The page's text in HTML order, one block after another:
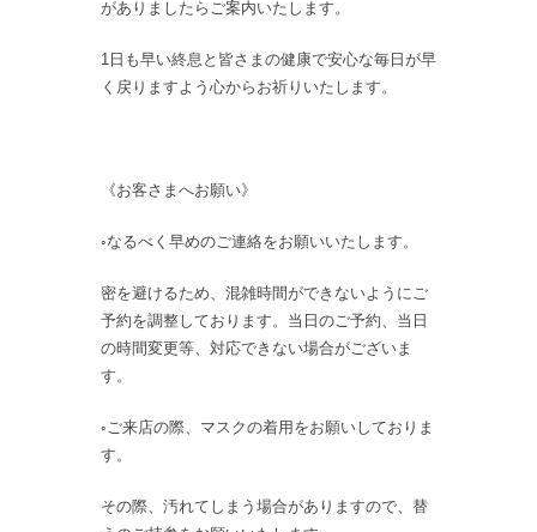
がありましたらご案内いたします。
1日も早い終息と皆さまの健康で安心な毎日が早
く戻りますよう心からお祈りいたします。
《お客さまへお願い》
◦なるべく早めのご連絡をお願いいたします。
密を避けるため、混雑時間ができないようにご
予約を調整しております。当日のご予約、当日
の時間変更等、対応できない場合がございま
す。
◦ご来店の際、マスクの着用をお願いしておりま
す。
その際、汚れてしまう場合がありますので、替